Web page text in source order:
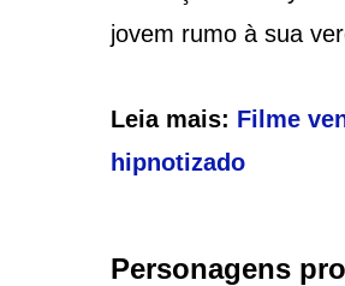
jovem rumo à sua
Leia mais: Filme
hipnotizado
Personagens